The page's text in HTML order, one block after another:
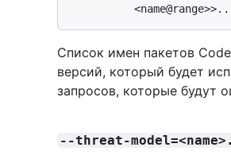
Список имен пакетов
версий, который будет
запросов, которые будут
--threat-